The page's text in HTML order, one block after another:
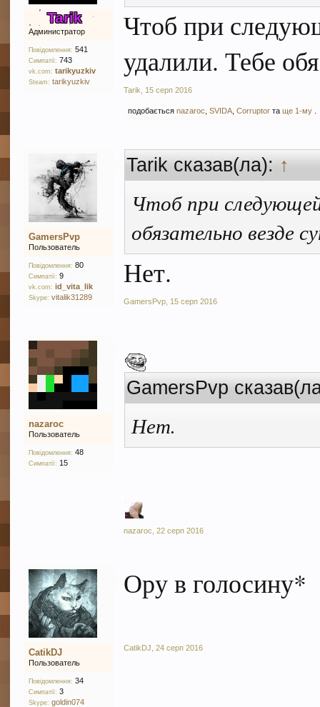
Tarik
Администратор
Повідомлення: 541
Симпатії: 743
vk.com: tarikyuzkiv
Steam: tarikyuzkiv
Чтоб при
удалили. Тебе
Tarik 15 серп 2016
подобаєтьсяnazaroc ,SVIDA ,Corruptor таще 1-му
GamersPvp
Пользователь
Повідомлення: 80
Симпатії: 9
vk.com: id_vita_lik
Skype: vitalik31289
Tarik сказав(ла):↑
Чтоб при
обязательно везде
Нет.
GamersPvp 15 серп 2016
nazaroc
Пользователь
Повідомлення: 48
Симпатії: 15
GamersPvp
Нет.
nazaroc ,22 серп 2016
CatikDJ
Пользователь
Повідомлення: 34
Симпатії: 3
Skype: goldin074
Ору в голосину*
CatikDJ ,24 серп 2016